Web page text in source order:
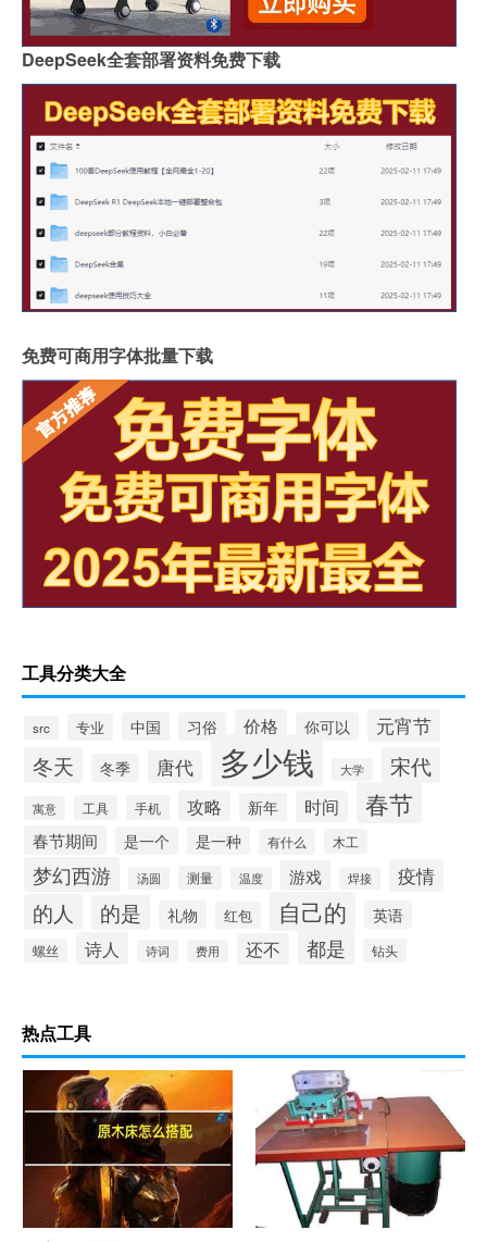
DeepSeek全套部署资料免费下载
免费可商用字体批量下载
工具分类大全
src 专业 中国 习俗 价格 你可以 元宵节
冬天 冬季 唐代 多少钱 大学 宋代
寓意 工具 手机 攻略 新年 时间 春节
春节期间 是一个 是一种 有什么 木工
梦幻西游 汤圆 测量 温度 游戏 焊接 疫情
的人 的是 礼物 红包 自己的 英语
螺丝 诗人 诗词 费用 还不 都是 钻头
热点工具